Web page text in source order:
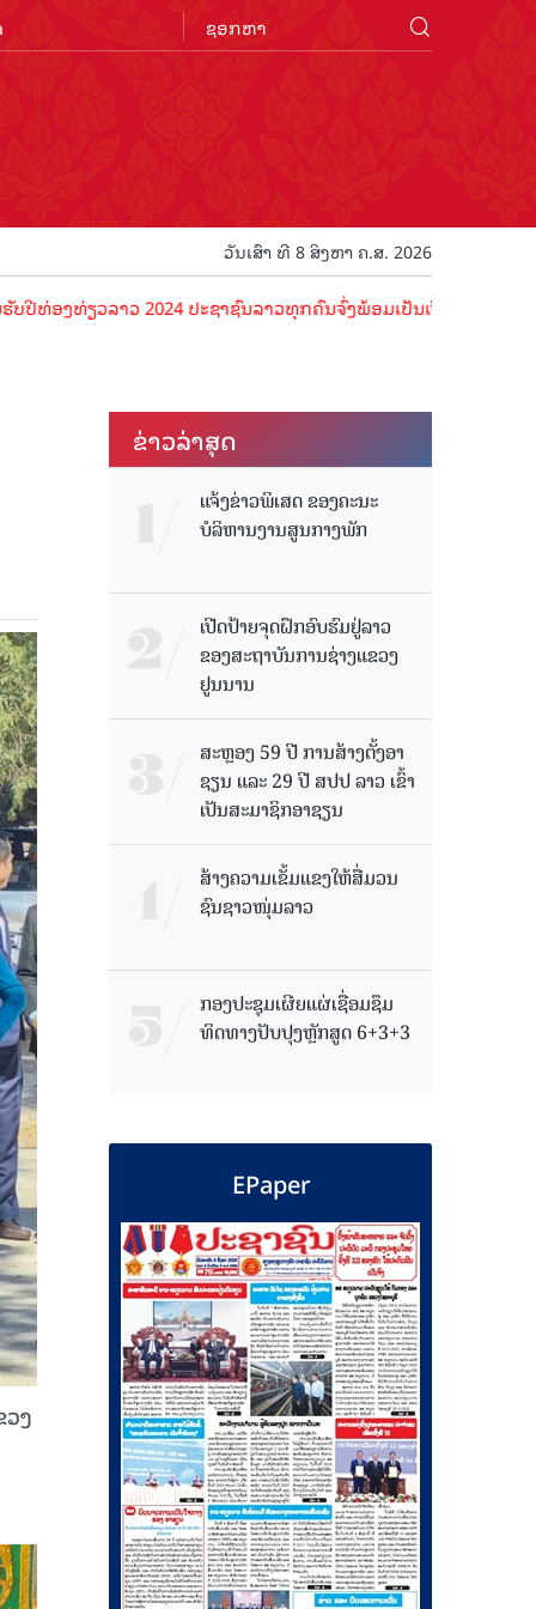
ວັນເສົາ ທີ 8 ສິງຫາ ຄ.ສ. 2026
ວລາວ 2024 ປະຊາຊົນລາວທຸກຄົນຈົ່ງພ້ອມເປັນເຈົ້າພາບທີ່ດີ ຕ້ອນຮັບນັກ
ງ
ຂ່າວ​ລ່າ​ສຸດ
ແຈ້ງຂ່າວພິເສດ ຂອງຄະນະ
ບໍລິຫານງານສູນກາງພັກ
ເປີດປ້າຍຈຸດຝຶກອົບຮົມຢູ່ລາວ
ຂອງສະຖາບັນການຊ່າງແຂວງ
ຢູນນານ
ສະຫຼອງ 59 ປີ ການສ້າງຕັ້ງອາ
ຊຽນ ແລະ 29 ປີ ສປປ ລາວ ເຂົ້າ
ເປັນສະມາຊິກອາຊຽນ
ສ້າງຄວາມເຂັ້ມແຂງໃຫ້ສື່ມວນ
ຊົນຊາວໜຸ່ມລາວ
ກອງປະຊຸມເຜີຍແຜ່ເຊື່ອມຊຶມ
ທິດທາງປັບປຸງຫຼັກສູດ 6+3+3
EPaper